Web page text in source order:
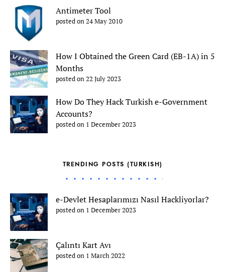
Antimeter Tool
posted on 24 May 2010
How I Obtained the Green Card (EB-1A) in 5
Months
posted on 22 July 2023
How Do They Hack Turkish e-Government
Accounts?
posted on 1 December 2023
TRENDING POSTS (TURKISH)
e-Devlet Hesaplarımızı Nasıl Hackliyorlar?
posted on 1 December 2023
Çalıntı Kart Avı
posted on 1 March 2022